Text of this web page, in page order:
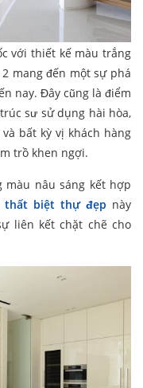
với thiết kế màu trắng
mang đến một sự phá
nay. Đây cũng là điểm
sư sử dụng hài hòa,
bất kỳ vị khách hàng
trồ khen ngợi.
màu nâu sáng kết hợp
thất biệt thự đẹp này
liên kết chặt chẽ cho